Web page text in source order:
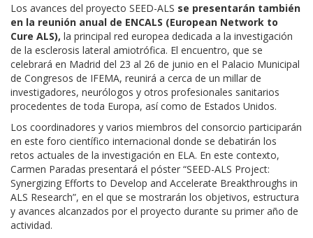
Los avances del proyecto SEED-ALS se presentarán también
en la reunión anual de ENCALS (European Network to
Cure ALS), la principal red europea dedicada a la investigación
de la esclerosis lateral amiotrófica. El encuentro, que se
celebrará en Madrid del 23 al 26 de junio en el Palacio Municipal
de Congresos de IFEMA, reunirá a cerca de un millar de
investigadores, neurólogos y otros profesionales sanitarios
procedentes de toda Europa, así como de Estados Unidos.
Los coordinadores y varios miembros del consorcio participarán
en este foro científico internacional donde se debatirán los
retos actuales de la investigación en ELA. En este contexto,
Carmen Paradas presentará el póster “SEED-ALS Project:
Synergizing Efforts to Develop and Accelerate Breakthroughs in
ALS Research”, en el que se mostrarán los objetivos, estructura
y avances alcanzados por el proyecto durante su primer año de
actividad.